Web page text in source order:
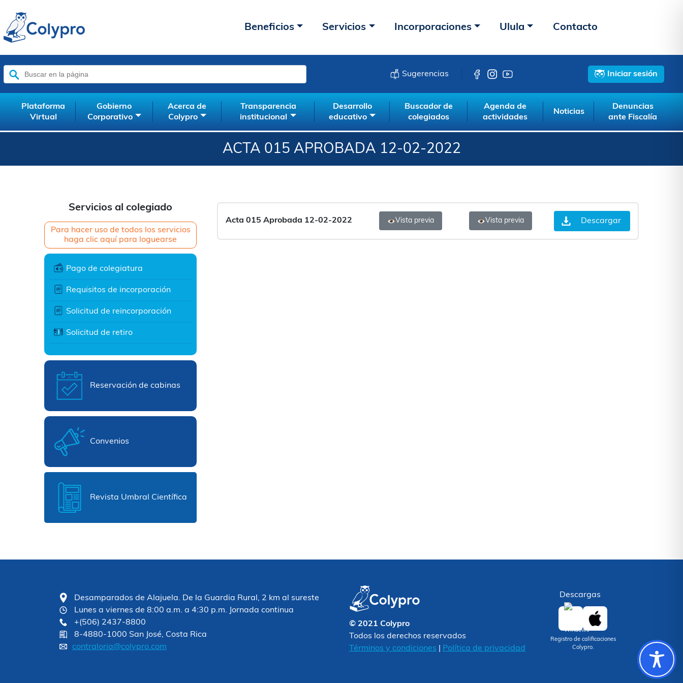
Beneficios Servicios Incorporaciones Ulula Contacto
Buscar:
Sugerencias Iniciar sesión
Plataforma
Virtual
Gobierno
Corporativo
Acerca de
Colypro
Transparencia
institucional
Desarrollo
educativo
Buscador de
colegiados
Agenda de
actividades
Noticias
Denuncias
ante Fiscalía
ACTA 015 APROBADA 12-02-2022
Servicios al colegiado
Para hacer uso de todos los servicios
haga clic aquí para loguearse
Pago de colegiatura
Requisitos de incorporación
Solicitud de reincorporación
Solicitud de retiro
Reservación de cabinas
Convenios
Revista Umbral Científica
Acta 015 Aprobada 12-02-2022 Vista previa Vista previa Descargar
Desamparados de Alajuela. De la Guardia Rural, 2 km al sureste
Lunes a viernes de 8:00 a.m. a 4:30 p.m. Jornada continua
+(506) 2437-8800
8-4880-1000 San José, Costa Rica
contraloria@colypro.com
© 2021 Colypro
Todos los derechos reservados
Términos y condiciones
Política de privacidad
Descargas
Registro de calificaciones
Colypro.